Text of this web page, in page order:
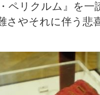
ペリクルム』を
さやそれに伴う悲